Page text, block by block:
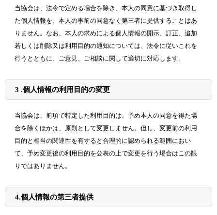
当協会は、法令で定める場合を除き、本人の同意に基づき取得し
た個人情報を、本人の事前の同意なく第三者に提供することはあ
りません。なお、本人の求めによる個人情報の開示、訂正、追加
若しくは削除又は利用目的の通知については、法令に従いこれを
行うとともに、ご意見、ご相談に関して適切に対応します。
3 .個人情報の利用目的の変更
当協会は、前項で特定した利用目的は、予め本人の同意を得た場
合を除くほかは、原則として変更しません。但し、変更前の利用
目的と相当の関連性を有すると合理的に認められる範囲におい
て、予め変更後の利用目的を公表の上で変更を行う場合はこの限
りではありません。
4.個人情報の第三者提供